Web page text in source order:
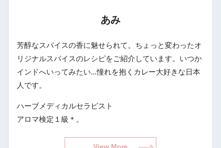
あみ
芳醇なスパイスの香に魅せられて。ちょっと変わったオ
リジナルスパイスのレシピをご紹介しています。いつか
インドへいってみたい...憧れを抱くカレー大好きな日本
人です。
ハーブメディカルセラピスト
アロマ検定１級＊。